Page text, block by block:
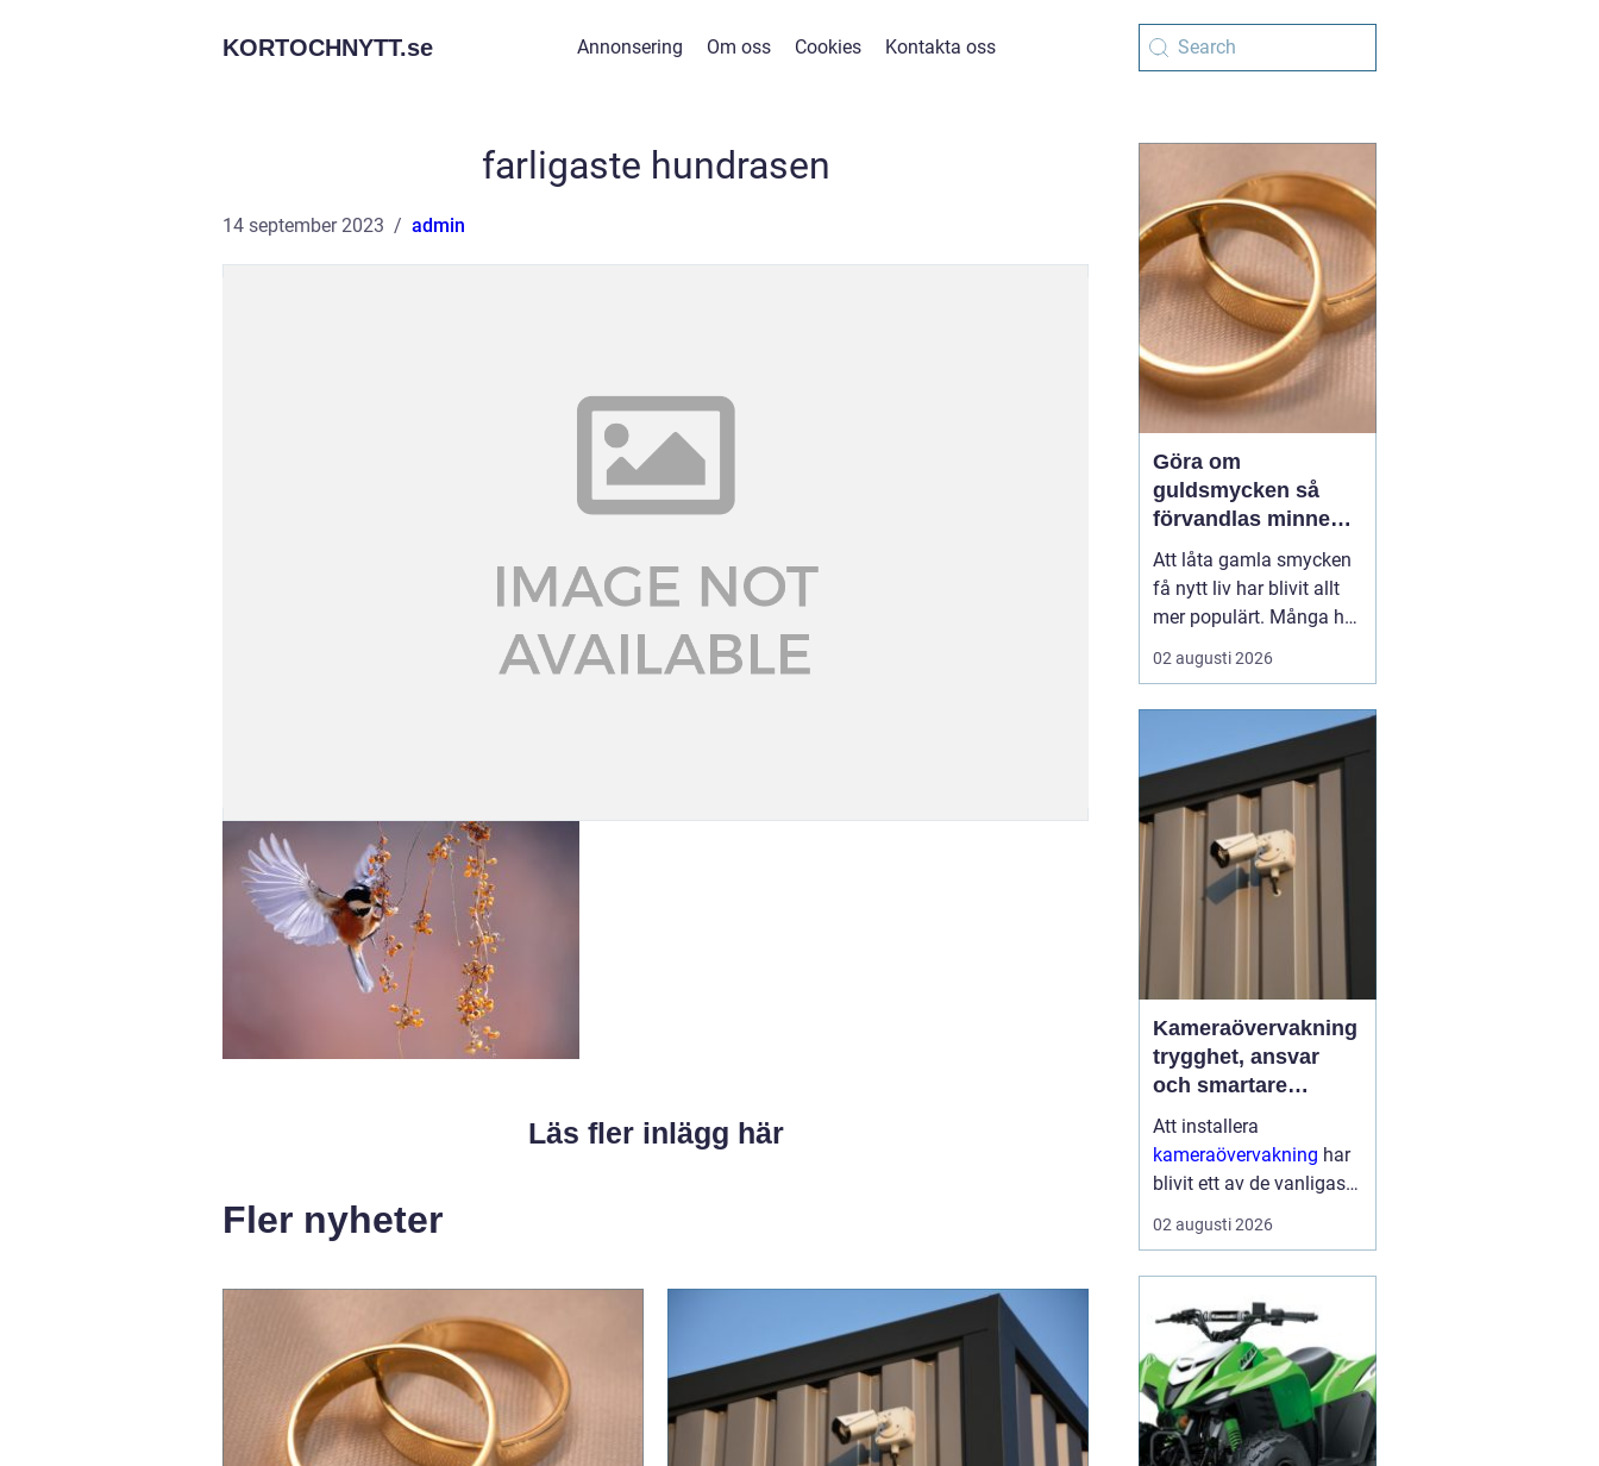
KORTOCHNYTT.se Annonsering Om oss Cookies Kontakta oss
farligaste hundrasen
14 september 2023 admin
Läs fler inlägg här
Fler nyheter
Göra om
guldsmycken så
förvandlas minnen
till nya favoriter
Att låta gamla smycken
få nytt liv har blivit allt
mer populärt. Många har
ärvda ringar, kedjor eller
örhängen som mest
starkt känslomässigt
värde. Genom
att ...
02 augusti 2026
Kameraövervakning
trygghet, ansvar
och smartare
säkerhet i vardagen
Att installera
kameraövervakning har
blivit ett av de vanligaste
sätten att öka tryggheten
i både hem och företag.
överblick, avskräcker
från brott och kan hj...
02 augusti 2026